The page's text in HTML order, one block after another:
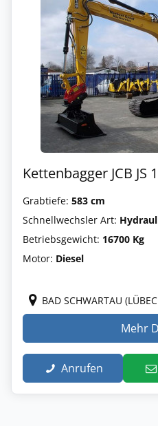
Kettenbagger JCB JS
Grabtiefe: 583 cm
Schnellwechsler Art:
Betriebsgewicht: 16700 Kg
Motor: Diesel
BAD SCHWARTAU
Mehr
Anrufen